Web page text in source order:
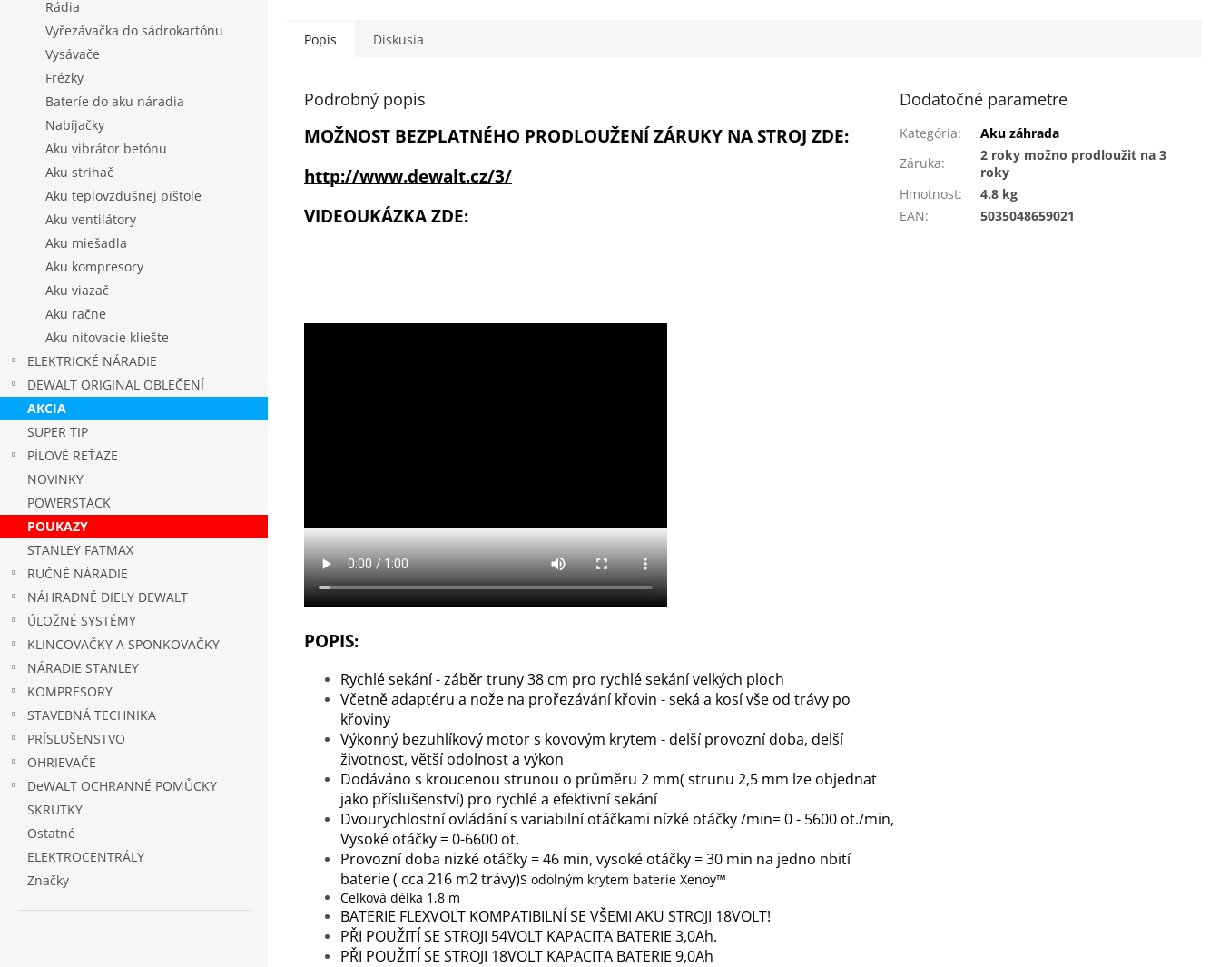
Rádia
Vyřezávačka do sádrokartónu
Vysávače
Frézky
Bateríe do aku náradia
Nabíjačky
Aku vibrátor betónu
Aku strihač
Aku teplovzdušnej pištole
Aku ventilátory
Aku miešadla
Aku kompresory
Aku viazač
Aku račne
Aku nitovacie kliešte
ELEKTRICKÉ NÁRADIE
DEWALT ORIGINAL OBLEČENÍ
AKCIA
SUPER TIP
PÍLOVÉ REŤAZE
NOVINKY
POWERSTACK
POUKAZY
STANLEY FATMAX
RUČNÉ NÁRADIE
NÁHRADNÉ DIELY DEWALT
ÚLOŽNÉ SYSTÉMY
KLINCOVAČKY A SPONKOVAČKY
NÁRADIE STANLEY
KOMPRESORY
STAVEBNÁ TECHNIKA
PRÍSLUŠENSTVO
OHRIEVAČE
DeWALT OCHRANNÉ POMŮCKY
SKRUTKY
Ostatné
ELEKTROCENTRÁLY
Značky
Popis Diskusia
Podrobný popis
MOŽNOST BEZPLATNÉHO PRODLOUŽENÍ ZÁRUKY NA STROJ ZDE:
http://www.dewalt.cz/3/
VIDEOUKÁZKA ZDE:
POPIS:
Rychlé sekání - záběr truny 38 cm pro rychlé sekání velkých ploch
Včetně adaptéru a nože na prořezávání křovin - seká a kosí vše od trávy po
křoviny
Výkonný bezuhlíkový motor s kovovým krytem - delší provozní doba, delší
životnost, větší odolnost a výkon
Dodáváno s kroucenou strunou o průměru 2 mm( strunu 2,5 mm lze objednat
jako příslušenství) pro rychlé a efektivní sekání
Dvourychlostní ovládání s variabilní otáčkami nízké otáčky /min= 0 - 5600 ot./min,
Vysoké otáčky = 0-6600 ot.
Provozní doba nizké otáčky = 46 min, vysoké otáčky = 30 min na jedno nbití
baterie ( cca 216 m2 trávy)S odolným krytem baterie Xenoy™
Celková délka 1,8 m
BATERIE FLEXVOLT KOMPATIBILNÍ SE VŠEMI AKU STROJI 18VOLT!
PŘI POUŽITÍ SE STROJI 54VOLT KAPACITA BATERIE 3,0Ah.
PŘI POUŽITÍ SE STROJI 18VOLT KAPACITA BATERIE 9,0Ah
Dodatočné parametre
Kategória:
Aku záhrada
Záruka:
2 roky možno prodloužit na 3
roky
Hmotnosť:
4.8 kg
EAN: 5035048659021